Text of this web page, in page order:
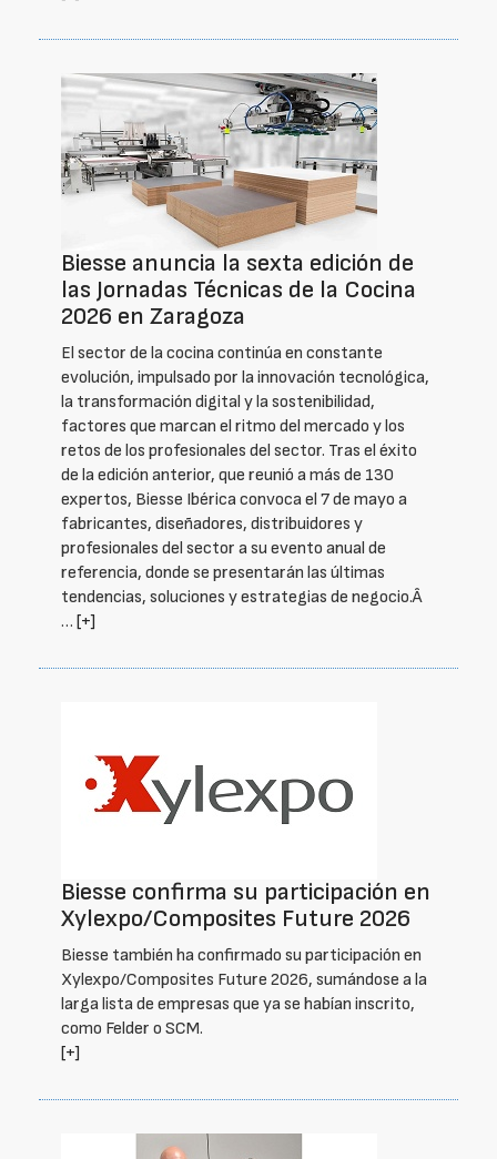
Biesse anuncia la sexta edición de
las Jornadas Técnicas de la Cocina
2026 en Zaragoza
El sector de la cocina continúa en constante
evolución, impulsado por la innovación tecnológica,
la transformación digital y la sostenibilidad,
factores que marcan el ritmo del mercado y los
retos de los profesionales del sector. Tras el éxito
de la edición anterior, que reunió a más de 130
expertos, Biesse Ibérica convoca el 7 de mayo a
fabricantes, diseñadores, distribuidores y
profesionales del sector a su evento anual de
referencia, donde se presentarán las últimas
tendencias, soluciones y estrategias de negocio.Â
… [+]
Biesse confirma su participación en
Xylexpo/Composites Future 2026
Biesse también ha confirmado su participación en
Xylexpo/Composites Future 2026, sumándose a la
larga lista de empresas que ya se habían inscrito,
como Felder o SCM.
[+]